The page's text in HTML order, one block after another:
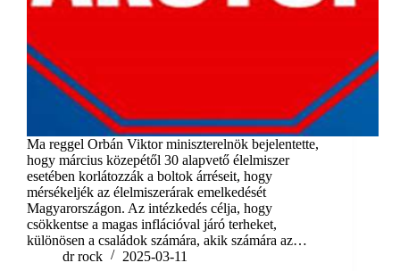
Ma reggel Orbán Viktor miniszterelnök bejelentette,
hogy március közepétől 30 alapvető élelmiszer
esetében korlátozzák a boltok árréseit, hogy
mérsékeljék az élelmiszerárak emelkedését
Magyarországon. Az intézkedés célja, hogy
csökkentse a magas inflációval járó terheket,
különösen a családok számára, akik számára az…
dr rock
2025-03-11